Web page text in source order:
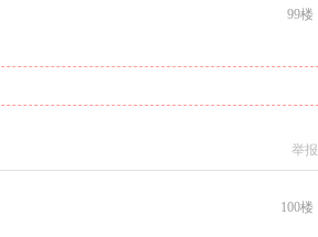
99楼
举报
100楼